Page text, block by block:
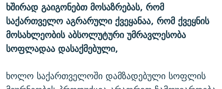
ᲛᲝᲚᲐᲞᲐᲠᲐᲙᲔ ᲢᲔᲥᲡᲢᲔᲑᲘ
ᲨᲘᲜ - ᲣᲪᲮᲝᲔᲗᲨᲘ
ᲚᲘᲢᲔᲠᲐᲢᲣᲠᲣᲚᲘ ᲬᲐᲮᲜᲐᲒᲔᲑᲘ
ᲘᲛᲞᲔᲠᲘᲐ ᲓᲐ ᲠᲐᲓᲘᲝ
ᲩᲔᲛᲘ ᲡᲘᲙᲕᲓᲘᲚᲘᲡ ᲛᲘᲖᲔᲖᲘᲐ COVID-19
11 ᲬᲔᲚᲘ - 11 ᲐᲛᲑᲐᲕᲘ
ᲡᲐᲞᲐᲠᲚᲐᲛᲔᲜᲢᲝ ᲐᲠᲩᲔᲕᲜᲔᲑᲘᲡ ᲘᲡᲢᲝᲠᲘᲐ
5 ᲐᲛᲑᲐᲕᲘ - 20 ᲘᲕᲜᲘᲡᲡ ᲓᲐᲨᲐᲕᲔᲑᲣᲚᲔᲑᲘ
ᲒᲐᲛᲝᲘᲬᲔᲠᲔ
რთე/რთ-ის ყველა საიტი
ხშირად გაიგონებთ მოსაზრებას, რომ
საქართველო აგრარული ქვეყანაა, რომ ქვეყნის
მოსახლეობის აბსოლუტური უმრავლესობა
სოფლადაა დასაქმებული,
ხოლო საქართველოში დამზადებული სოფლის